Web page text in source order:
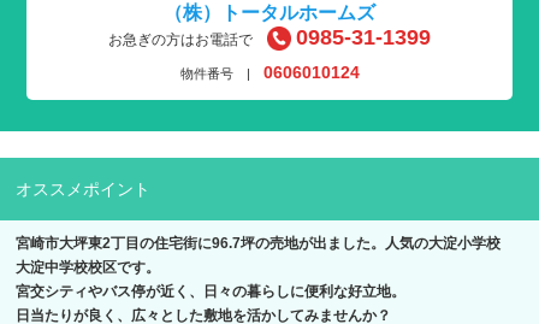
（株）トータルホームズ
お急ぎの方はお電話で 0985-31-1399
物件番号 | 0606010124
オススメポイント
宮崎市大坪東2丁目の住宅街に96.7坪の売地が出ました。人気の大淀小学校
大淀中学校校区です。
宮交シティやバス停が近く、日々の暮らしに便利な好立地。
日当たりが良く、広々とした敷地を活かしてみませんか？